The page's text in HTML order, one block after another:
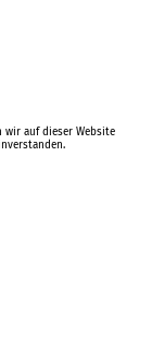
wir auf dieser Website